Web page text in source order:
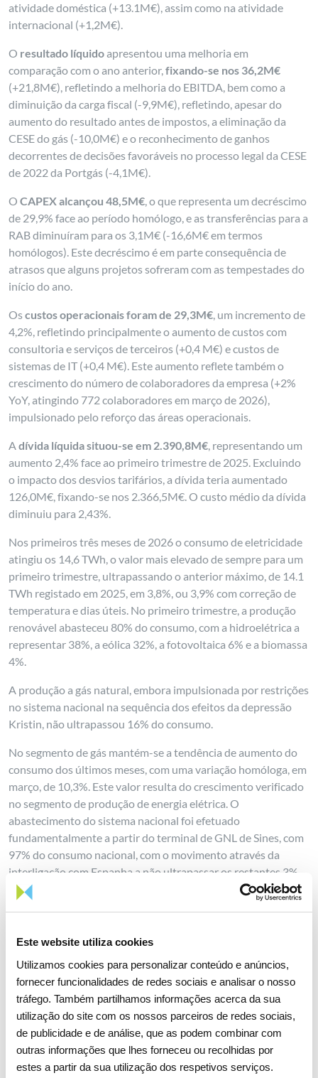
Este website utiliza cookies
Utilizamos cookies para personalizar conteúdo e anúncios,
fornecer funcionalidades de redes sociais e analisar o nosso
tráfego. Também partilhamos informações acerca da sua
utilização do site com os nossos parceiros de redes sociais,
de publicidade e de análise, que as podem combinar com
outras informações que lhes forneceu ou recolhidas por
estes a partir da sua utilização dos respetivos serviços.
atividade doméstica (+13.1M€), assim como na atividade
internacional (+1,2M€).
O resultado líquidoapresentou uma melhoria em
comparação com o ano anterior,fixando-se nos 36,2M€
(+21,8M€), refletindo a melhoria do EBITDA, bem como a
diminuição da carga fiscal (-9,9M€), refletindo, apesar do
aumento do resultado antes de impostos, a eliminação da
CESE do gás (-10,0M€) e o reconhecimento de ganhos
decorrentes de decisões favoráveis no processo legal da CESE
de 2022 da Portgás (-4,1M€).
OCAPEX alcançou 48,5M€, o que representa um decréscimo
de 29,9% face ao período homólogo, e as transferências para a
RAB diminuíram para os 3,1M€ (-16,6M€ em termos
homólogos). Este decréscimo é em parte consequência de
atrasos que alguns projetos sofreram com as tempestades do
início do ano.
Oscustos operacionais foram de 29,3M€, um incremento de
4,2%, refletindo principalmente o aumento de custos com
consultoria e serviços de terceiros (+0,4 M€) e custos de
sistemas de IT (+0,4 M€). Este aumento reflete também o
crescimento do número de colaboradores da empresa (+2%
YoY, atingindo 772 colaboradores em março de 2026),
impulsionado pelo reforço das áreas operacionais.
Adívida líquida situou-se em 2.390,8M€, representando um
aumento 2,4% face ao primeiro trimestre de 2025. Excluindo
o impacto dos desvios tarifários, a dívida teria aumentado
126,0M€, fixando-se nos 2.366,5M€. O custo médio da dívida
diminuiu para 2,43%.
Nos primeiros três meses de 2026 o consumo de eletricidade
atingiu os 14,6 TWh, o valor mais elevado de sempre para um
primeiro trimestre, ultrapassando o anterior máximo, de 14.1
TWh registado em 2025, em 3,8%, ou 3,9% com correção de
temperatura e dias úteis. No primeiro trimestre, a produção
renovável abasteceu 80% do consumo, com a hidroelétrica a
representar 38%, a eólica 32%, a fotovoltaica 6% e a biomassa
4%.
A produção a gás natural, embora impulsionada por restrições
no sistema nacional na sequência dos efeitos da depressão
Kristin, não ultrapassou 16% do consumo.
No segmento de gás mantém-se a tendência de aumento do
consumo dos últimos meses, com uma variação homóloga, em
março, de 10,3%. Este valor resulta do crescimento verificado
no segmento de produção de energia elétrica. O
abastecimento do sistema nacional foi efetuado
fundamentalmente a partir do terminal de GNL de Sines, com
97% do consumo nacional, com o movimento através da
interligação com Espanha a não ultrapassar os restantes 3%
do consumo.
Em fevereiro de 2026, agência de notação financeiraStandard
outlook estável. Ao mesmo tempo, aS&P reafirmou a
classificação de crédito de curto prazo em 'A-2'.
No primeiro trimestre de 2026, a REN viu o seu desempenho
em sustentabilidade ser reconhecido com aintegração no
S&P Global Sustainability Yearbook 2026, posicionando se
noTop 10% do setor e como Industry Mover. O período